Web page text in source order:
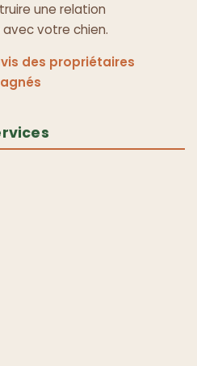
une relation
votre chien.
avis des propriétaires